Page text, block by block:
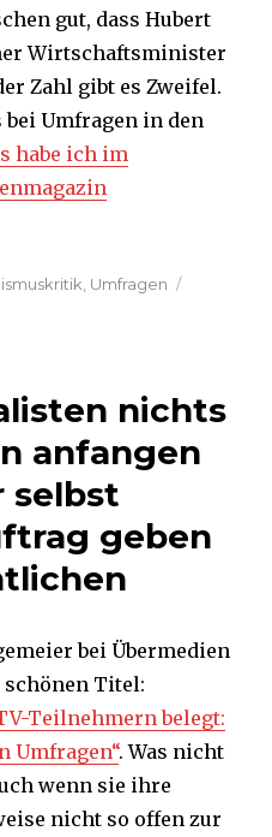
gut, dass Hubert
Wirtschaftsminister
Zahl gibt es Zweifel.
bei Umfragen in den
habe ich im
Umfragen
nichts
anfangen
selbst
geben
bei Übermedien
Titel:
Teilnehmern belegt:
Umfragen“. Was nicht
wenn sie ihre
nicht so offen zur